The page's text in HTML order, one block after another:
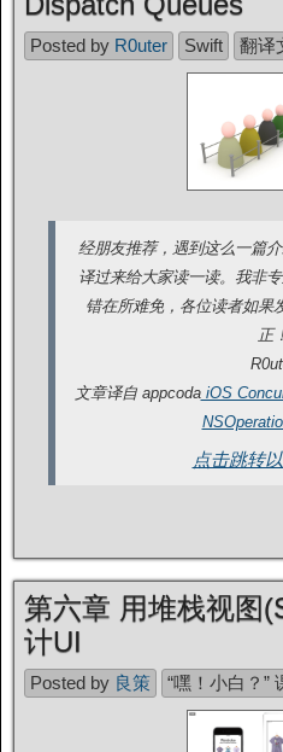
Posted by R0uter Swift 翻译
经朋友推荐，遇到这么一篇
译过来给大家读一读。我非
错在所难免，各位读者如果
正
文章译自 appcodaiOS
点击跳转
第六章 用堆栈视图
计UI
Posted by 良策 “嘿！小白？”